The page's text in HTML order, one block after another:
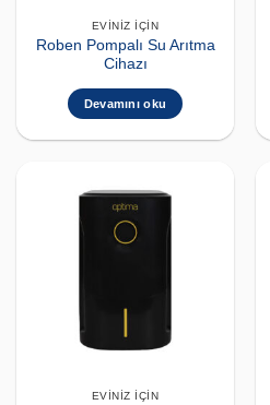
EVINIZ İÇIN
Roben Pompalı Su Arıtma
Cihazı
Devamını oku
EVINIZ İÇIN